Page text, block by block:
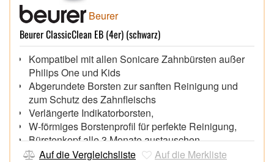
Beurer
Beurer ClassicClean EB (4er) (schwarz)
Kompatibel mit allen Sonicare Zahnbürsten außer
Philips One und Kids
Abgerundete Borsten zur sanften Reinigung und
zum Schutz des Zahnfleischs
Verlängerte Indikatorborsten,
W-förmiges Borstenprofil für perfekte Reinigung,
Bürstenkopf alle 3 Monate austauschen,
Auf die Vergleichsliste
Auf die Merkliste